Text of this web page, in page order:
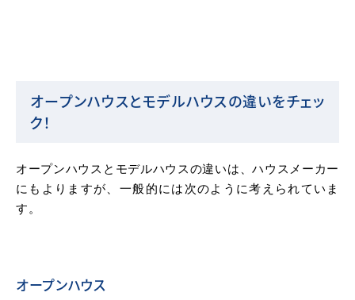
オープンハウスとモデルハウスの違いをチェッ
ク！
オープンハウスとモデルハウスの違いは、ハウスメーカー
にもよりますが、一般的には次のように考えられていま
す。
オープンハウス